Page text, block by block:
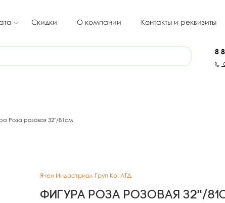
Скидки О компании Контакты и реквизиты
8
Роза розовая 32''/81см
Ячен Индастриал Груп Ко, ЛТД
Фигура Роза розовая 32''/